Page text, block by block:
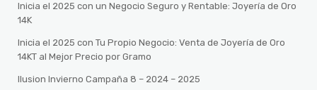
Inicia el 2025 con un Negocio Seguro y Rentable: Joyería de Oro
14K
Inicia el 2025 con Tu Propio Negocio: Venta de Joyería de Oro
14KT al Mejor Precio por Gramo
Ilusion Invierno Campaña 8 – 2024 – 2025